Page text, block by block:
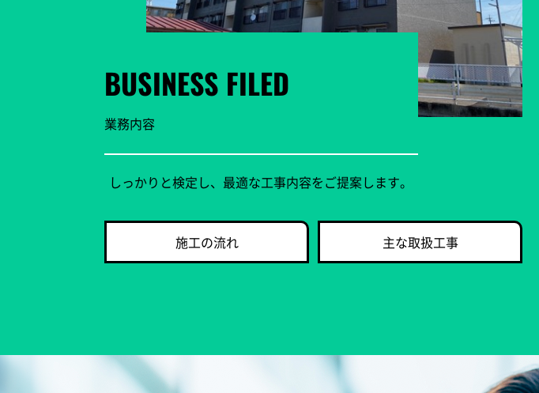
BUSINESS FILED
業務内容
しっかりと検定し、最適な工事内容をご提案します。
施工の流れ 主な取扱工事